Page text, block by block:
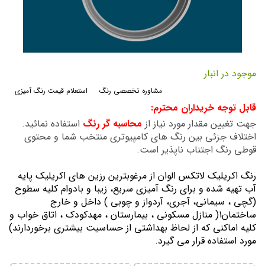
ابتدای
گالری
موجود در انبار
استعلام قیمت رنگ آمیزی مشاوره تخصصی رنگ
قابل توجه خریداران محترم:
جهت تغیین مقدار مورد نیاز از محاسبه گر رنگ استفاده نمائید.
اختلاف جزئی بین رنگ های کامپیوتری منتخب شما و محتوی
قوطی رنگ اجتناب ناپذیر است.
رنگ اكريليك لاتكس الوان از مرغوبترين رزين هاي اكريليك پايه
آب تهيه شده و برای رنگ آمیزی سریع، زیبا و بادوام کلیه سطوح
(گچی ، سیمانی، آجری، آردواز و چوبی ) داخل و خارج
ساختمان1( منازل مسكوني ، بيمارستان ، مهدكودك ، اتاق خواب و
كليه اماكني كه از لحاظ بهداشتي از حساسيت بيشتري برخوردارند)
مورد استفاده قرار می گیرد.